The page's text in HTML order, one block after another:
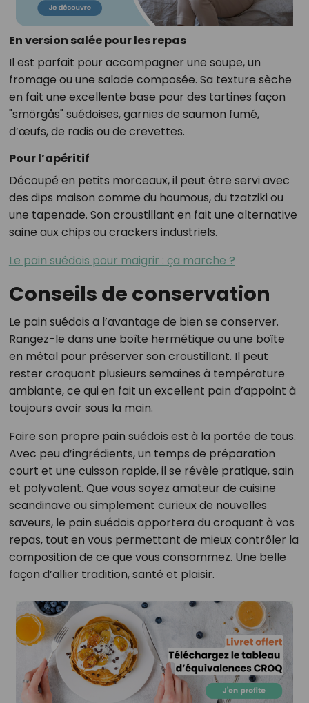
En version salée pour les repas
Il est parfait pour accompagner une soupe, un
fromage ou une salade composée. Sa texture sèche
en fait une excellente base pour des tartines façon
"smörgås" suédoises, garnies de saumon fumé,
d’œufs, de radis ou de crevettes.
Pour l’apéritif
Découpé en petits morceaux, il peut être servi avec
des dips maison comme du houmous, du tzatziki ou
une tapenade. Son croustillant en fait une alternative
saine aux chips ou crackers industriels.
Le pain suédois pour maigrir : ça marche ?
Conseils de conservation
Le pain suédois a l’avantage de bien se conserver.
Rangez-le dans une boîte hermétique ou une boîte
en métal pour préserver son croustillant. Il peut
rester croquant plusieurs semaines à température
ambiante, ce qui en fait un excellent pain d’appoint à
toujours avoir sous la main.
Faire son propre pain suédois est à la portée de tous.
Avec peu d’ingrédients, un temps de préparation
court et une cuisson rapide, il se révèle pratique, sain
et polyvalent. Que vous soyez amateur de cuisine
scandinave ou simplement curieux de nouvelles
saveurs, le pain suédois apportera du croquant à vos
repas, tout en vous permettant de mieux contrôler la
composition de ce que vous consommez. Une belle
façon d’allier tradition, santé et plaisir.